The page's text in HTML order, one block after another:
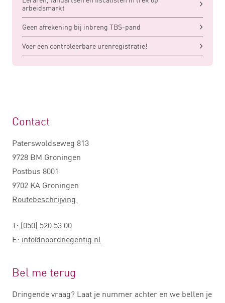
arbeidsmarkt
Geen afrekening bij inbreng TBS-pand
Voer een controleerbare urenregistratie!
Contact
Paterswoldseweg 813
9728 BM Groningen
Postbus 8001
9702 KA Groningen
Routebeschrijving
T: (050) 520 53 00
E: info@noordnegentig.nl
Bel me terug
Dringende vraag? Laat je nummer achter en we bellen je